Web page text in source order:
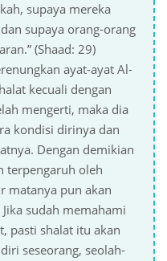
supaya mereka
supaya orang-orang
(Shaad: 29)
ayat-ayat Al-
kecuali dengan
mengerti, maka dia
kondisi dirinya dan
Dengan demikian
terpengaruh oleh
matanya pun akan
sudah memahami
pasti shalat itu akan
seseorang, seolah-